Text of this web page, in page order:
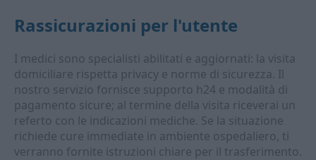
Rassicurazioni per l'utente
I medici sono specialisti abilitati e aggiornati: la visita
domiciliare rispetta privacy e norme di sicurezza. Il
nostro servizio fornisce supporto h24 e modalità di
pagamento sicure; al termine della visita riceverai un
referto con le indicazioni mediche. Se la situazione
richiede cure immediate in ambiente ospedaliero, ti
verranno fornite istruzioni chiare per il trasferimento.